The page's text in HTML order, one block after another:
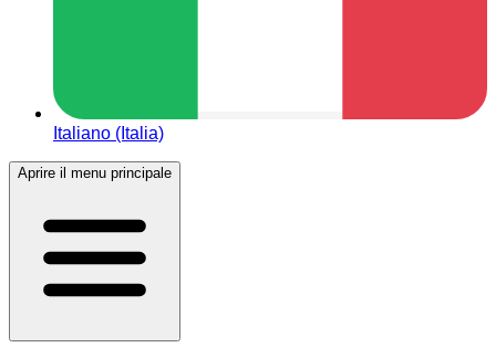
Italiano (Italia)
Aprire il menu principale